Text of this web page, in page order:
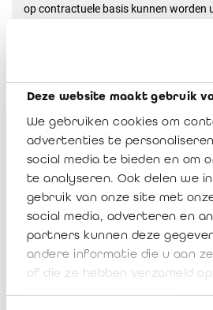
Deze website maakt gebruik
We gebruiken cookies om
advertenties te
social media te bieden en om
te analyseren. Ook delen we
gebruik van onze site met
social media, adverteren en
partners kunnen deze
andere informatie die u aan
of die ze hebben verzameld
op contractuele basis kunnen worden
het
advies 2023/01
van het IBR
bijlage 1 van dit advies. Voormelde
raadpleegbaar op de website van het
tabblad Regelgeving en publicaties >
Advies 2025/04
Download
Bijlage bij het advies
toepasselijke normen